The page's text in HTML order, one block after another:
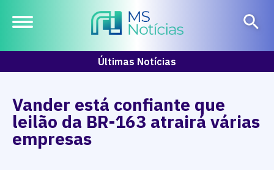
Últimas Notícias
Vander está confiante que
leilão da BR-163 atrairá várias
empresas